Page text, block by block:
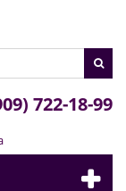
722-18-99